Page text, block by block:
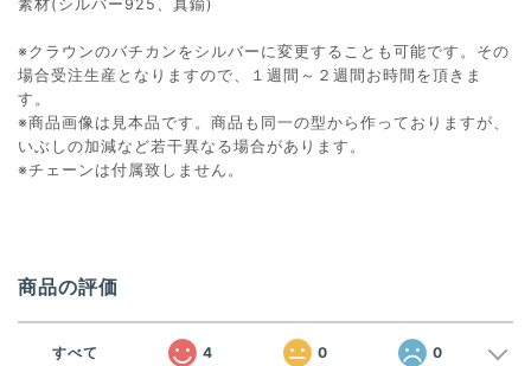
素材(シルバー925、真鍮)
※クラウンのバチカンをシルバーに変更することも可能です。その
場合受注生産となりますので、１週間～２週間お時間を頂きま
す。
※商品画像は見本品です。商品も同一の型から作っておりますが、
いぶしの加減など若干異なる場合があります。
※チェーンは付属致しません。
商品の評価
すべて 4 0 0